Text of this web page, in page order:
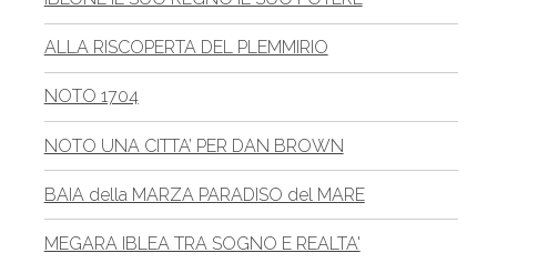
ALLA RISCOPERTA DEL PLEMMIRIO
NOTO 1704
NOTO UNA CITTA’ PER DAN BROWN
BAIA della MARZA PARADISO del MARE
MEGARA IBLEA TRA SOGNO E REALTA'